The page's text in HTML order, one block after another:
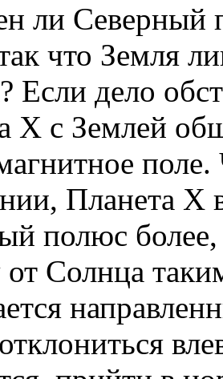
ли Северный
что Земля
Если дело
X с Землей
поле.
Планета X
полюс более,
Солнца